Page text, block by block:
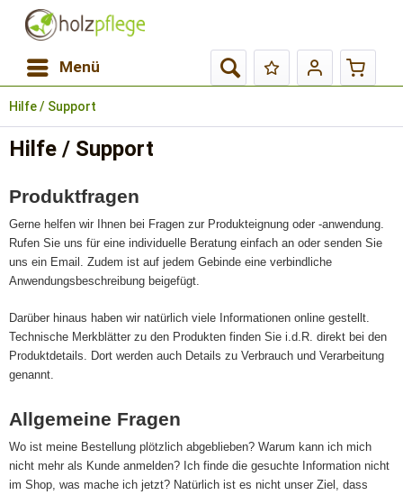
Menü
Hilfe / Support
Hilfe / Support
Produktfragen
Gerne helfen wir Ihnen bei Fragen zur Produkteignung oder -anwendung.
Rufen Sie uns für eine individuelle Beratung einfach an oder senden Sie
uns ein Email. Zudem ist auf jedem Gebinde eine verbindliche
Anwendungsbeschreibung beigefügt.
Darüber hinaus haben wir natürlich viele Informationen online gestellt.
Technische Merkblätter zu den Produkten finden Sie i.d.R. direkt bei den
Produktdetails. Dort werden auch Details zu Verbrauch und Verarbeitung
genannt.
Allgemeine Fragen
Wo ist meine Bestellung plötzlich abgeblieben? Warum kann ich mich
nicht mehr als Kunde anmelden? Ich finde die gesuchte Information nicht
im Shop, was mache ich jetzt? Natürlich ist es nicht unser Ziel, dass